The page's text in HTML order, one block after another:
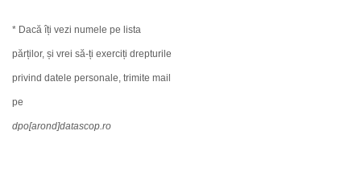
* Dacă îți vezi numele pe lista
părților, și vrei să-ți exerciți drepturile
privind datele personale, trimite mail
pe
dpo[arond]datascop.ro